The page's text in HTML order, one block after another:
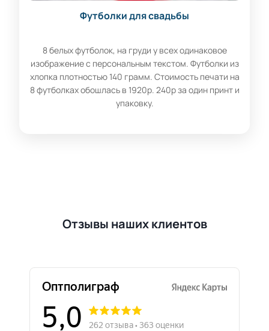
Футболки для свадьбы
8 белых футболок, на груди у всех одинаковое
изображение с персональным текстом. Футболки из
хлопка плотностью 140 грамм. Стоимость печати на
8 футболках обошлась в 1920р. 240р за один принт и
упаковку.
Отзывы наших клиентов